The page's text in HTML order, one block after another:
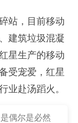
站，目前移动
建筑垃圾混凝
星生产的移动
受宠爱，红星
业赴汤蹈火。
偶尔是必然